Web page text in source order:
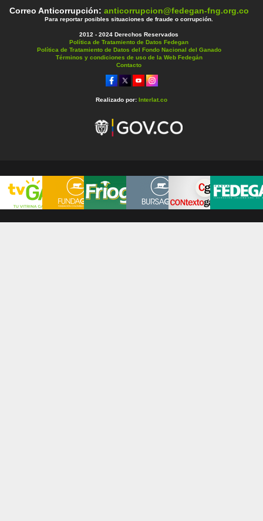
Correo Anticorrupción: anticorrupcion@fedegan-fng.org.co
Para reportar posibles situaciones de fraude o corrupción.
2012 - 2024 Derechos Reservados
Política de Tratamiento de Datos Fedegan
Política de Tratamiento de Datos del Fondo Nacional del Ganado
Términos y condiciones de uso de la Web Fedegán
Contacto
Realizado por: Interlat.co